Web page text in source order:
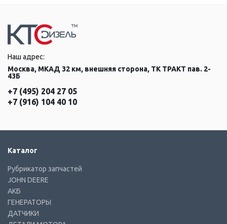
Наш адрес:
Москва, МКАД 32 км, внешняя сторона, ТК ТРАКТ пав. 2-
43Б
+7 (495) 204 27 05
+7 (916) 104 40 10
Каталог
Рубрикатор запчастей
JOHN DEERE
АКБ
ГЕНЕРАТОРЫ
ДАТЧИКИ